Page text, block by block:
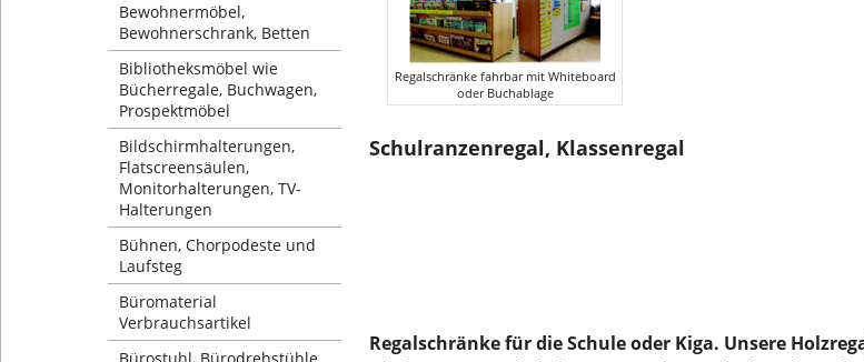
Bewohnermöbel,
Bewohnerschrank, Betten
Bibliotheksmöbel wie
Bücherregale, Buchwagen,
Prospektmöbel
Bildschirmhalterungen,
Flatscreensäulen,
Monitorhalterungen, TV-
Halterungen
Bühnen, Chorpodeste und
Laufsteg
Büromaterial
Verbrauchsartikel
Regalschränke fahrbar mit Whiteboard
oder Buchablage
Schulranzenregal, Klassenregal
Regalschränke für die Schule oder Kiga. Unsere